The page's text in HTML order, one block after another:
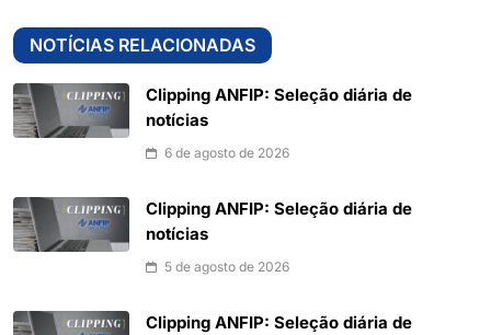
NOTÍCIAS RELACIONADAS
Clipping ANFIP: Seleção diária de
notícias
6 de agosto de 2026
Clipping ANFIP: Seleção diária de
notícias
5 de agosto de 2026
Clipping ANFIP: Seleção diária de